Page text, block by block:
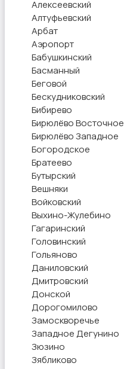
Алексеевский
Алтуфьевский
Арбат
Аэропорт
Бабушкинский
Басманный
Беговой
Бескудниковский
Бибирево
Бирюлёво Восточное
Бирюлёво Западное
Богородское
Братеево
Бутырский
Вешняки
Войковский
Выхино-Жулебино
Гагаринский
Головинский
Гольяново
Даниловский
Дмитровский
Донской
Дорогомилово
Замоскворечье
Западное Дегунино
Зюзино
Зябликово